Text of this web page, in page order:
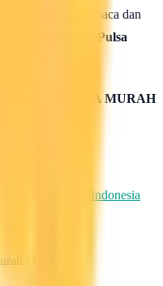
ini silahkan anda baca dan
:
Cara isi Saldo Pulsa
PULSA MURAH
Terbaik di Indonesia
/ Grosir.